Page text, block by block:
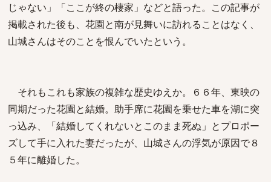
じゃない」「ここが終の棲家」などと語った。この記事が
掲載された後も、花園と南が見舞いに訪れることはなく、
山城さんはそのことを恨んでいたという。
それもこれも家族の複雑な歴史ゆえか。６６年、東映の
同期だった花園と結婚。助手席に花園を乗せた車を湖に突
っ込み、「結婚してくれないとこのまま死ぬ」とプロポー
ズして手に入れた妻だったが、山城さんの浮気が原因で８
５年に離婚した。